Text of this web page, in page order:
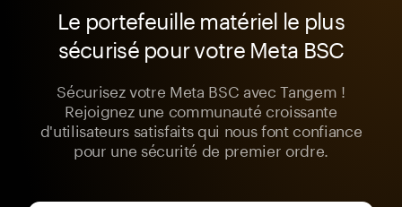
Le portefeuille matériel le plus
sécurisé pour votre Meta BSC
Sécurisez votre Meta BSC avec Tangem !
Rejoignez une communauté croissante
d'utilisateurs satisfaits qui nous font confiance
pour une sécurité de premier ordre.